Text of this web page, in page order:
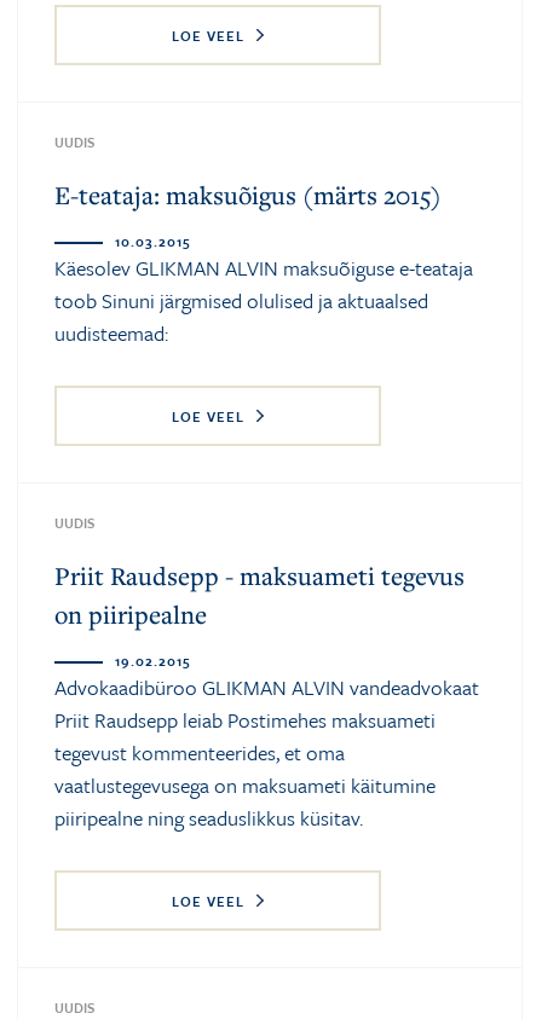
LOE VEEL
UUDIS
E-teataja: maksuõigus (märts 2015)
10.03.2015
Käesolev GLIKMAN ALVIN maksuõiguse e-teataja
toob Sinuni järgmised olulised ja aktuaalsed
uudisteemad:
LOE VEEL
UUDIS
Priit Raudsepp - maksuameti tegevus
on piiripealne
19.02.2015
Advokaadibüroo GLIKMAN ALVIN vandeadvokaat
Priit Raudsepp leiab Postimehes maksuameti
tegevust kommenteerides, et oma
vaatlustegevusega on maksuameti käitumine
piiripealne ning seaduslikkus küsitav.
LOE VEEL
UUDIS